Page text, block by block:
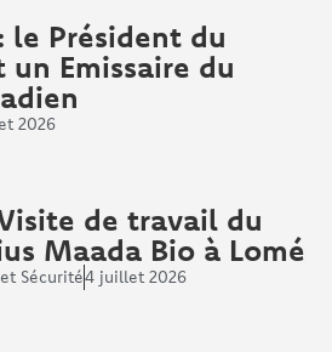
le Président du
Emissaire du
2026
de travail du
Maada Bio à Lomé
Sécurité4 juillet 2026